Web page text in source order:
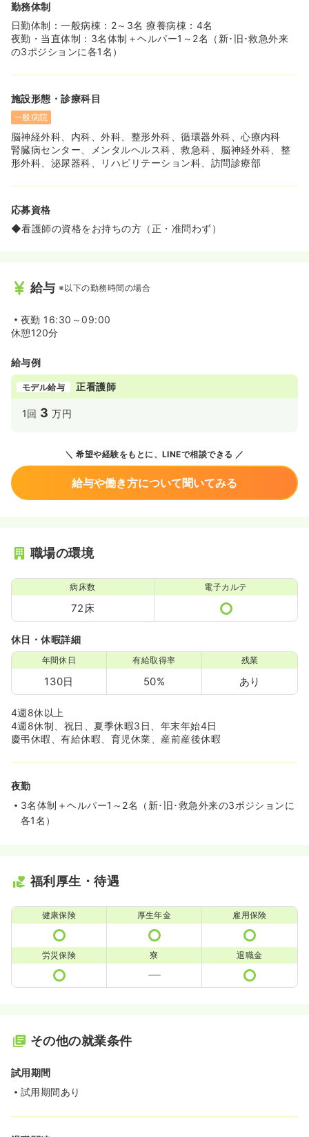
勤務体制
日勤体制：一般病棟：2～3名 療養病棟：4名
夜勤・当直体制：3名体制＋ヘルパー1～2名（新･旧･救急外来
の3ポジションに各1名）
施設形態・診療科目
一般病院
脳神経外科、内科、外科、整形外科、循環器外科、心療内科
腎臓病センター、メンタルヘルス科、救急科、脳神経外科、整
形外科、泌尿器科、リハビリテーション科、訪問診療部
応募資格
◆看護師の資格をお持ちの方（正・准問わず）
給与 ※以下の勤務時間の場合
夜勤 16:30～09:00
休憩120分
給与例
モデル給与 正看護師
1回 3 万円
希望や経験をもとに、LINEで相談できる
給与や働き方について聞いてみる
職場の環境
病床数
72床
電子カルテ
休日・休暇詳細
年間休日
130日
有給取得率
50%
残業
あり
4週8休以上
4週8休制、祝日、夏季休暇3日、年末年始4日
慶弔休暇、有給休暇、育児休業、産前産後休暇
夜勤
3名体制＋ヘルパー1～2名（新･旧･救急外来の3ポジションに
各1名）
福利厚生・待遇
健康保険 厚生年金 雇用保険
労災保険 寮 退職金
その他の就業条件
試用期間
試用期間あり